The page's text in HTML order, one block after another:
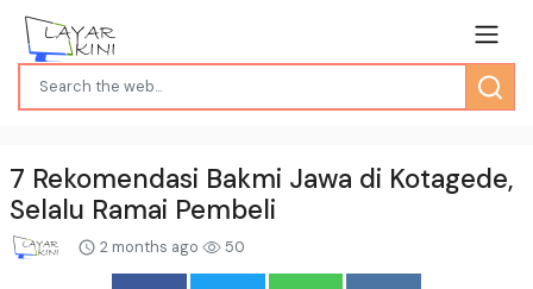
7 Rekomendasi Bakmi Jawa di Kotagede,
Selalu Ramai Pembeli
2 months ago 50